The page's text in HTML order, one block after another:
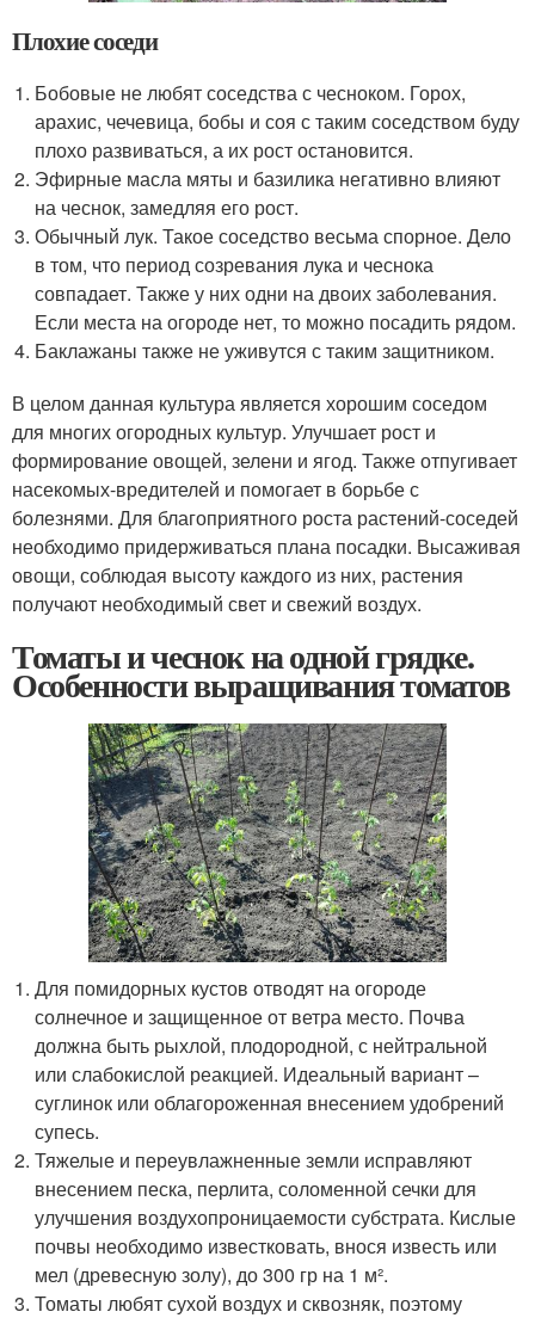
Плохие соседи
Бобовые не любят соседства с чесноком. Горох,
арахис, чечевица, бобы и соя с таким соседством буду
плохо развиваться, а их рост остановится.
Эфирные масла мяты и базилика негативно влияют
на чеснок, замедляя его рост.
Обычный лук. Такое соседство весьма спорное. Дело
в том, что период созревания лука и чеснока
совпадает. Также у них одни на двоих заболевания.
Если места на огороде нет, то можно посадить рядом.
Баклажаны также не уживутся с таким защитником.
В целом данная культура является хорошим соседом
для многих огородных культур. Улучшает рост и
формирование овощей, зелени и ягод. Также отпугивает
насекомых-вредителей и помогает в борьбе с
болезнями. Для благоприятного роста растений-соседей
необходимо придерживаться плана посадки. Высаживая
овощи, соблюдая высоту каждого из них, растения
получают необходимый свет и свежий воздух.
Томаты и чеснок на одной грядке.
Особенности выращивания томатов
Для помидорных кустов отводят на огороде
солнечное и защищенное от ветра место. Почва
должна быть рыхлой, плодородной, с нейтральной
или слабокислой реакцией. Идеальный вариант –
суглинок или облагороженная внесением удобрений
супесь.
Тяжелые и переувлажненные земли исправляют
внесением песка, перлита, соломенной сечки для
улучшения воздухопроницаемости субстрата. Кислые
почвы необходимо известковать, внося известь или
мел (древесную золу), до 300 гр на 1 м².
Томаты любят сухой воздух и сквозняк, поэтому